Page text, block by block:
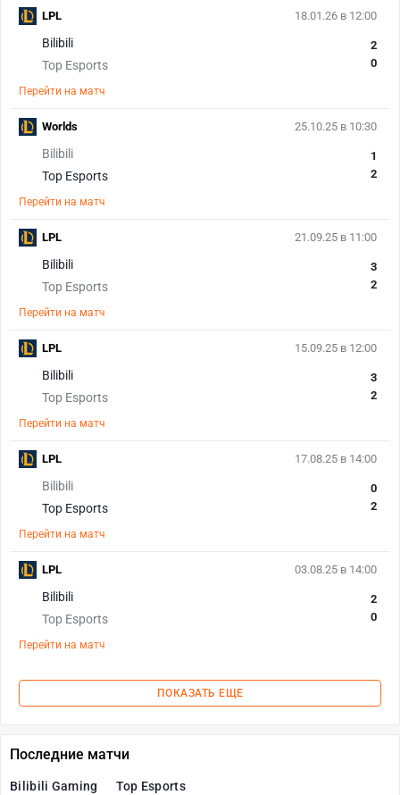
18.01.26 в 12:00
Bilibili
Top Esports
2
0
Перейти на матч
LPL
25.10.25 в 10:30
Bilibili
Top Esports
1
2
Перейти на матч
Worlds
21.09.25 в 11:00
Bilibili
Top Esports
3
2
Перейти на матч
LPL
15.09.25 в 12:00
Bilibili
Top Esports
3
2
Перейти на матч
LPL
17.08.25 в 14:00
Bilibili
Top Esports
0
2
Перейти на матч
LPL
03.08.25 в 14:00
Bilibili
Top Esports
2
0
Перейти на матч
LPL
ПОКАЗАТЬ ЕЩЕ
Последние матчи
Bilibili Gaming Top Esports